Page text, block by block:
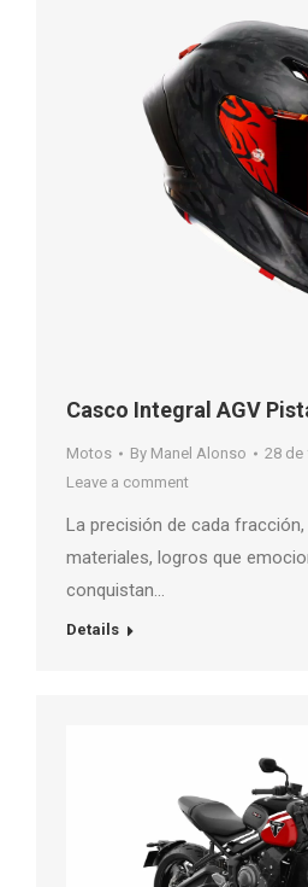
Casco Integral AGV
Motos By Manel Alonso
28 de
Leave a comment
La precisión de cada
materiales, logros que
conquistan…
Details